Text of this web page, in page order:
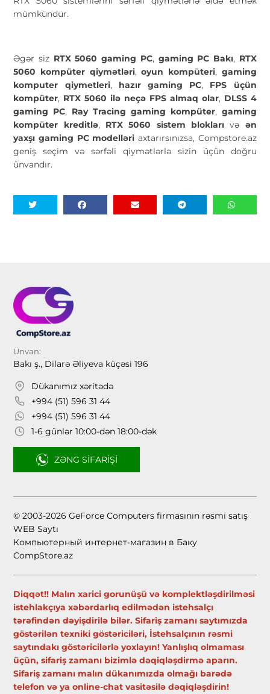
mümkündür.
Əgər siz RTX 5060 gaming PC, gaming PC Bakı, RTX
5060 kompüter qiymətləri,oyun kompüteri, gaming
komputer qiymetleri, hazır gaming PC, FPS üçün
kompüter, RTX 5060 ilə neçə FPS almaq olar, DLSS 4
gaming PC, Ray Tracing gaming kompüter, gaming
kompüter kreditlə, RTX 5060 sistem bloklarıvə ən
yaxşı gaming PC modelləri axtarırsınızsa, Compstore.az
geniş seçim və sərfəli qiymətlərlə sizin üçün doğru
ünvandır.
Ünvan:
Bakı ş., Dilarə Əliyeva küçəsi 196
Dükanımız xəritədə
+994 (51) 596 31 44
+994 (51) 596 31 44
1-6 günlər 10:00-dən 18:00-dək
ZƏNG SIFARIŞI
© 2003-2026 GeForce Computers firmasının rəsmi satış
WEB Saytı
Компьютерный интернет-магазин в Баку
CompStore.az
Diqqət!! Malın xarici gorunüşü və komplektləşdirilməsi
istehlakçıya xəbərdarlıq edilmədən istehsalçı
tərəfindən dəyişdirilə bilər. Sifariş zamanı saytımızda
göstərilən texniki göstəriciləri, İstehsalçının rəsmi
saytındakı göstəricilərlə yoxlayın! Yanlışlıq olmaması
üçün, sifariş zamanı bizimlə dəqiqləşdirmə aparın.
Sifariş zamanı malın dükanımızda olmağı barədə
telefon və ya online-chat vasitəsilə dəqiqləşdirin!